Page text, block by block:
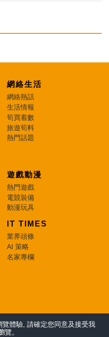
體驗, 請確定您同意及接受我
覽。
網絡生活
網絡熱話
生活情報
筍買着數
旅遊筍料
熱門話題
遊戲動漫
熱門遊戲
電競裝備
動漫玩具
IT TIMES
業界頭條
AI 策略
名家專欄